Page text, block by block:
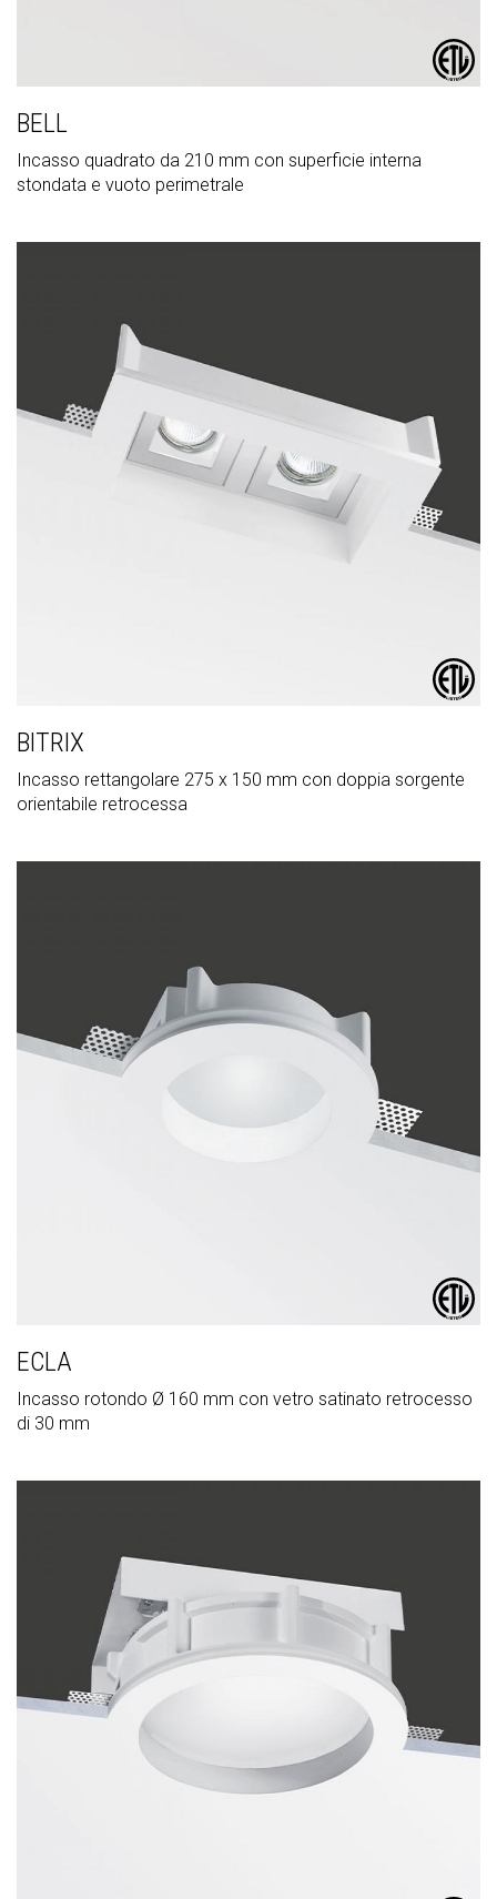
BELL
Incasso quadrato da 210 mm con superficie interna
stondata e vuoto perimetrale
BITRIX
Incasso rettangolare 275 x 150 mm con doppia sorgente
orientabile retrocessa
ECLA
Incasso rotondo Ø 160 mm con vetro satinato retrocesso
di 30 mm